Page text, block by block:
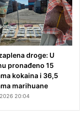
droge: U
pronađeno 15
kokaina i 36,5
marihuane
20:04